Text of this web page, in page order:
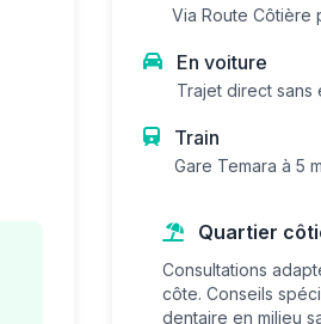
Via Route Côtière
En voiture
Trajet direct sans
Train
Gare Temara à 5
Quartier
Consultations
côte. Conseils
dentaire en milieu